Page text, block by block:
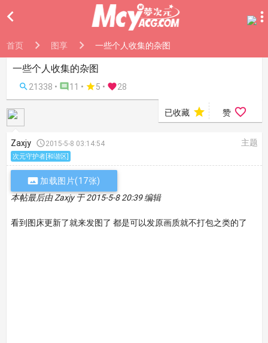

首页 图享 一些个人收集的杂图
一些个人收集的杂图
 21338 •  11 • 5 • 28
已收藏  赞 
Zaxjy 2015-5-8 03:14:54 主题
次元守护者[和谐区]
加载图片(17张)
本帖最后由 Zaxjy 于 2015-5-8 20:39 编辑
看到图床更新了就来发图了 都是可以发原画质就不打包之类的了